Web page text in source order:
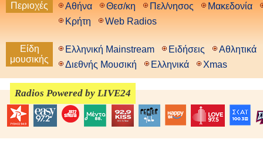
Περιοχές Αθήνα Θεσ/κη Πελ/νησος
Μακεδονία
Κρήτη
Web Radios
Είδη
μουσικής
Ελληνική Mainstream Ειδήσεις
Αθλητικά
Διεθνής Μουσική
Ελληνικά Xmas
Radios Powered by LIVE24